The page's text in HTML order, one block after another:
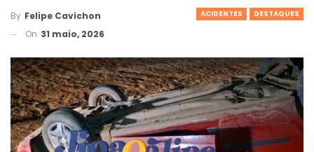
ACIDENTES DESTAQUES
By Felipe Cavichon
On 31 maio, 2026